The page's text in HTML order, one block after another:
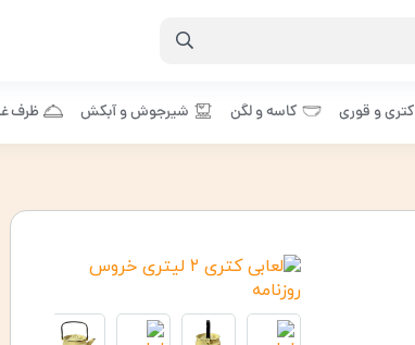
کتری و قوری کاسه و لگن شیرجوش و آبکش ظرف